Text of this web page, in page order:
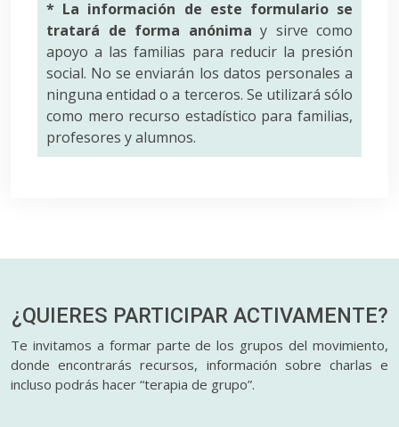
* La información de este formulario se
tratará de forma anónima y sirve como
apoyo a las familias para reducir la presión
social. No se enviarán los datos personales a
ninguna entidad o a terceros. Se utilizará sólo
como mero recurso estadístico para familias,
profesores y alumnos.
¿QUIERES PARTICIPAR ACTIVAMENTE?
Te invitamos a formar parte de los grupos del movimiento,
donde encontrarás recursos, información sobre charlas e
incluso podrás hacer “terapia de grupo”.